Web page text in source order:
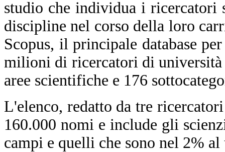
studio che individua i
discipline nel corso della loro
Scopus, il principale database
milioni di ricercatori di
aree scientifiche e 176
L'elenco, redatto da tre
160.000 nomi e include gli
campi e quelli che sono nel 2%